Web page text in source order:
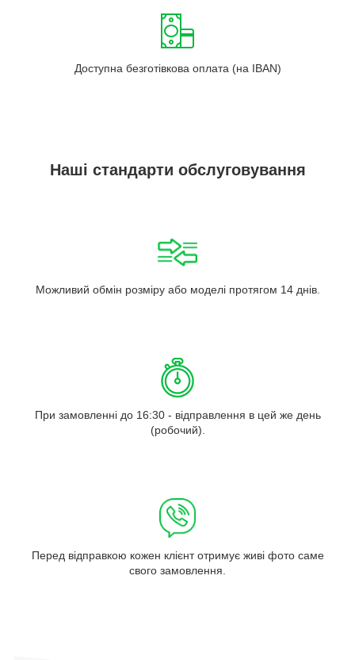
Доступна безготівкова оплата (на IBAN)
Наші стандарти обслуговування
Можливий обмін розміру або моделі протягом 14 днів.
При замовленні до 16:30 - відправлення в цей же день
(робочий).
Перед відправкою кожен клієнт отримує живі фото саме
свого замовлення.